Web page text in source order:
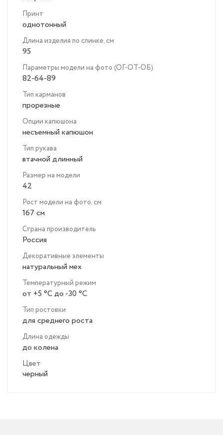
Принт
однотонный
Длина изделия по спинке, см
95
Параметры модели на фото (ОГ-ОТ-ОБ)
82-64-89
Тип карманов
прорезные
Опции капюшона
несъемный капюшон
Тип рукава
втачной длинный
Размер на модели
42
Рост модели на фото, см
167 см
Страна производитель
Россия
Декоративные элементы
натуральный мех
Температурный режим
от +5 °C до -30 °C
Тип ростовки
для среднего роста
Длина одежды
до колена
Цвет
черный